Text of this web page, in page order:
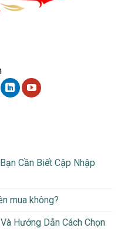
Cần Biết Cập Nhập
mua không?
Hướng Dẫn Cách Chọn